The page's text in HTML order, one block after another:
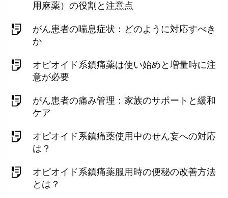
用麻薬）の役割と注意点
がん患者の喘息症状：どのように対応すべき
か
オピオイド系鎮痛薬は使い始めと増量時に注
意が必要
がん患者の痛み管理：家族のサポートと緩和
ケア
オピオイド系鎮痛薬使用中のせん妄への対応
は？
オピオイド系鎮痛薬服用時の便秘の改善方法
とは？